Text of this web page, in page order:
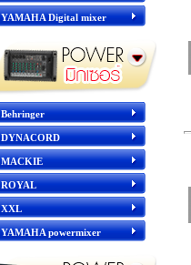
YAMAHA Digital mixer
Behringer
DYNACORD
MACKIE
ROYAL
XXL
YAMAHA powermixer